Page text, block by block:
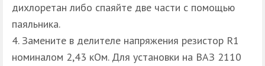
дихлоретан либо спаяйте две части с помощью
паяльника.
Замените в делителе напряжения резистор R1
номиналом 2,43 кОм. Для установки на ВАЗ 2110